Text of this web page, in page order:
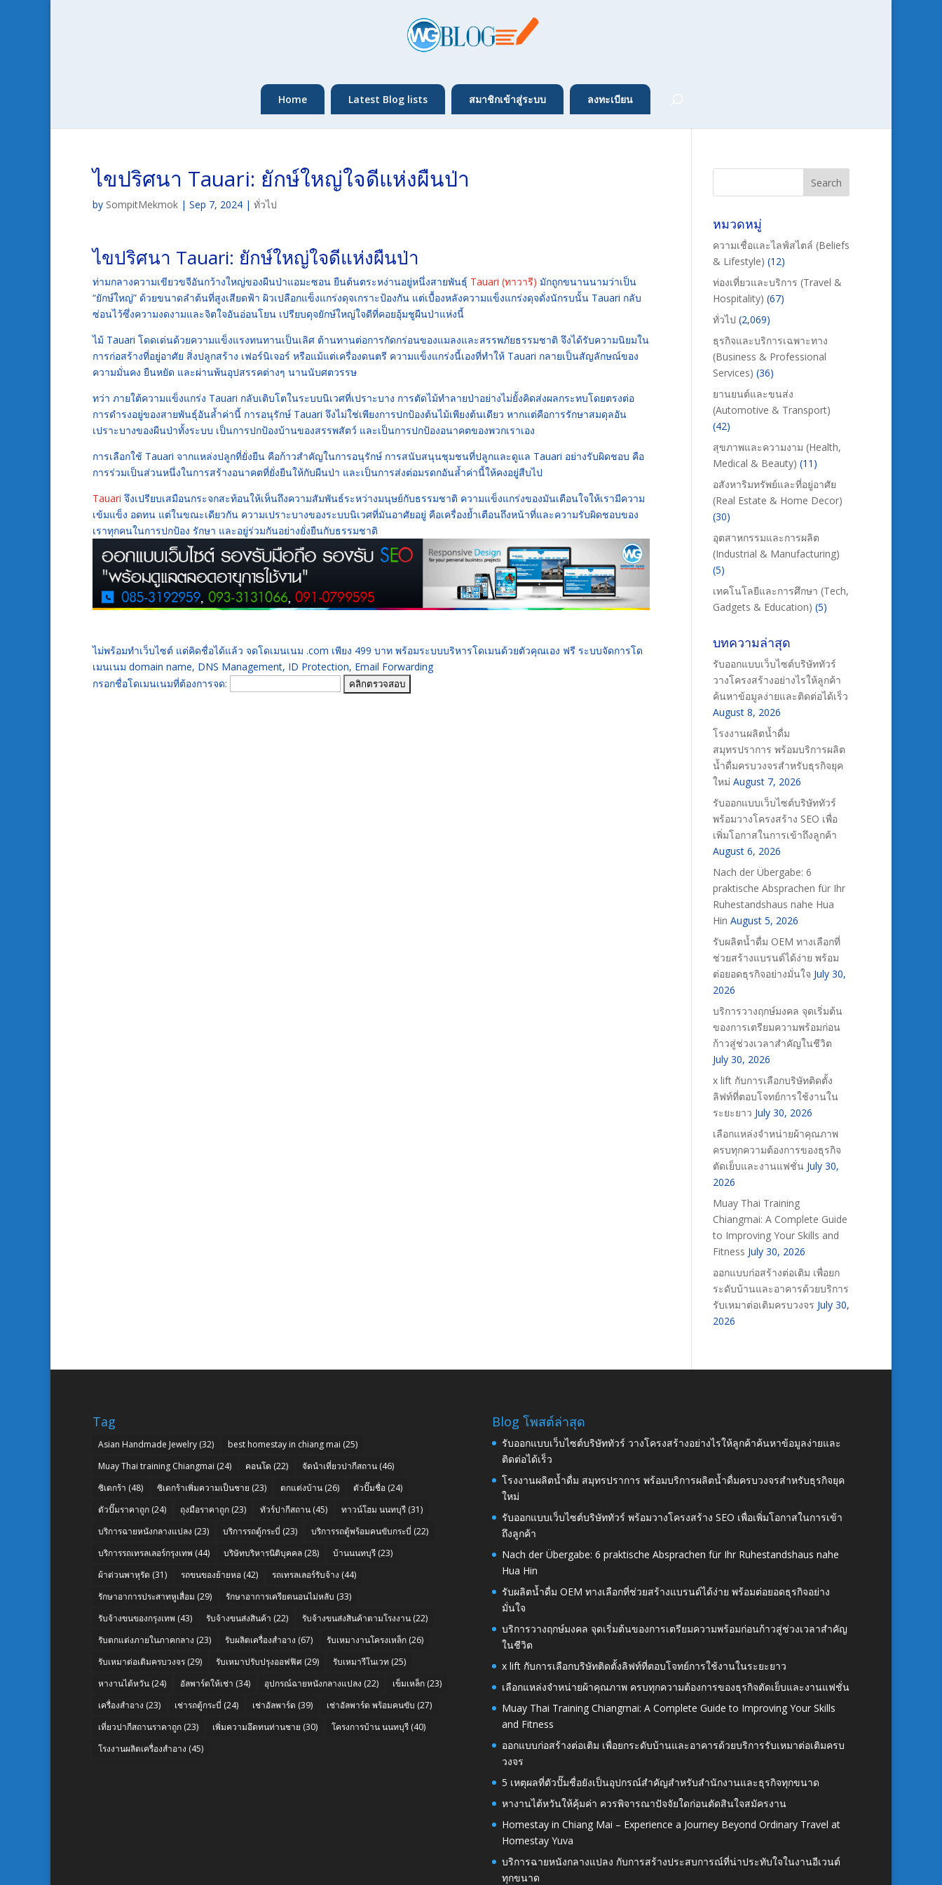
Home Latest Blog lists สมาชิกเข้าสู่ระบบ ลงทะเบียน
ไขปริศนา Tauari: ยักษ์ใหญ่ใจดีแห่งผืนป่า
by SompitMekmok | Sep 7, 2024 | ทั่วไป
ไขปริศนา Tauari: ยักษ์ใหญ่ใจดีแห่งผืนป่า
ท่ามกลางความเขียวขจีอันกว้างใหญ่ของผืนป่าแอมะซอน ยืนต้นตระหง่านอยู่หนึ่งสายพันธุ์ Tauari (ทาวารี) มักถูกขนานนามว่าเป็น
“ยักษ์ใหญ่” ด้วยขนาดลำต้นที่สูงเสียดฟ้า ผิวเปลือกแข็งแกร่งดุจเกราะป้องกัน แต่เบื้องหลังความแข็งแกร่งดุจดั่งนักรบนั้น Tauari กลับ
ซ่อนไว้ซึ่งความงดงามและจิตใจอันอ่อนโยน เปรียบดุจยักษ์ใหญ่ใจดีที่คอยอุ้มชูผืนป่าแห่งนี้
ไม้ Tauari โดดเด่นด้วยความแข็งแรงทนทานเป็นเลิศ ต้านทานต่อการกัดกร่อนของแมลงและสรรพภัยธรรมชาติ จึงได้รับความนิยมใน
การก่อสร้างที่อยู่อาศัย สิ่งปลูกสร้าง เฟอร์นิเจอร์ หรือแม้แต่เครื่องดนตรี ความแข็งแกร่งนี้เองที่ทำให้ Tauari กลายเป็นสัญลักษณ์ของ
ความมั่นคง ยืนหยัด และผ่านพ้นอุปสรรคต่างๆ นานนับศตวรรษ
ทว่า ภายใต้ความแข็งแกร่ง Tauari กลับเติบโตในระบบนิเวศที่เปราะบาง การตัดไม้ทำลายป่าอย่างไม่ยั้งคิดส่งผลกระทบโดยตรงต่อ
การดำรงอยู่ของสายพันธุ์อันล้ำค่านี้ การอนุรักษ์ Tauari จึงไม่ใช่เพียงการปกป้องต้นไม้เพียงต้นเดียว หากแต่คือการรักษาสมดุลอัน
เปราะบางของผืนป่าทั้งระบบ เป็นการปกป้องบ้านของสรรพสัตว์ และเป็นการปกป้องอนาคตของพวกเราเอง
การเลือกใช้ Tauari จากแหล่งปลูกที่ยั่งยืน คือก้าวสำคัญในการอนุรักษ์ การสนับสนุนชุมชนที่ปลูกและดูแล Tauari อย่างรับผิดชอบ คือ
การร่วมเป็นส่วนหนึ่งในการสร้างอนาคตที่ยั่งยืนให้กับผืนป่า และเป็นการส่งต่อมรดกอันล้ำค่านี้ให้คงอยู่สืบไป
Tauari จึงเปรียบเสมือนกระจกสะท้อนให้เห็นถึงความสัมพันธ์ระหว่างมนุษย์กับธรรมชาติ ความแข็งแกร่งของมันเตือนใจให้เรามีความ
เข้มแข็ง อดทน แต่ในขณะเดียวกัน ความเปราะบางของระบบนิเวศที่มันอาศัยอยู่ คือเครื่องย้ำเตือนถึงหน้าที่และความรับผิดชอบของ
เราทุกคนในการปกป้อง รักษา และอยู่ร่วมกันอย่างยั่งยืนกับธรรมชาติ
ไม่พร้อมทำเว็บไซต์ แต่คิดชื่อได้แล้ว จดโดเมนเนม .com เพียง 499 บาท พร้อมระบบบริหารโดเมนด้วยตัวคุณเอง ฟรี ระบบจัดการโด
เมนเนม domain name, DNS Management, ID Protection, Email Forwarding
กรอกชื่อโดเมนเนมที่ต้องการจด:
หมวดหมู่
ความเชื่อและไลฟ์สไตล์ (Beliefs
& Lifestyle) (12)
ท่องเที่ยวและบริการ (Travel &
Hospitality) (67)
ทั่วไป (2,069)
ธุรกิจและบริการเฉพาะทาง
(Business & Professional
Services) (36)
ยานยนต์และขนส่ง
(Automotive & Transport)
(42)
สุขภาพและความงาม (Health,
Medical & Beauty) (11)
อสังหาริมทรัพย์และที่อยู่อาศัย
(Real Estate & Home Decor)
(30)
อุตสาหกรรมและการผลิต
(Industrial & Manufacturing)
(5)
เทคโนโลยีและการศึกษา (Tech,
Gadgets & Education) (5)
บทความล่าสุด
รับออกแบบเว็บไซต์บริษัททัวร์
วางโครงสร้างอย่างไรให้ลูกค้า
ค้นหาข้อมูลง่ายและติดต่อได้เร็ว
August 8, 2026
โรงงานผลิตน้ำดื่ม
สมุทรปราการ พร้อมบริการผลิต
น้ำดื่มครบวงจรสำหรับธุรกิจยุค
ใหม่ August 7, 2026
รับออกแบบเว็บไซต์บริษัททัวร์
พร้อมวางโครงสร้าง SEO เพื่อ
เพิ่มโอกาสในการเข้าถึงลูกค้า
August 6, 2026
Nach der Übergabe: 6
praktische Absprachen für Ihr
Ruhestandshaus nahe Hua
Hin August 5, 2026
รับผลิตน้ำดื่ม OEM ทางเลือกที่
ช่วยสร้างแบรนด์ได้ง่าย พร้อม
ต่อยอดธุรกิจอย่างมั่นใจ July 30,
2026
บริการวางฤกษ์มงคล จุดเริ่มต้น
ของการเตรียมความพร้อมก่อน
ก้าวสู่ช่วงเวลาสำคัญในชีวิต
July 30, 2026
x lift กับการเลือกบริษัทติดตั้ง
ลิฟท์ที่ตอบโจทย์การใช้งานใน
ระยะยาว July 30, 2026
เลือกแหล่งจำหน่ายผ้าคุณภาพ
ครบทุกความต้องการของธุรกิจ
ตัดเย็บและงานแฟชั่น July 30,
2026
Muay Thai Training
Chiangmai: A Complete Guide
to Improving Your Skills and
Fitness July 30, 2026
ออกแบบก่อสร้างต่อเติม เพื่อยก
ระดับบ้านและอาคารด้วยบริการ
รับเหมาต่อเติมครบวงจร July 30,
2026
Tag
Asian Handmade Jewelry (32) best homestay in chiang mai (25)
Muay Thai training Chiangmai (24) คอนโด (22) จัดนำเที่ยวปากีสถาน (46)
ซิเดกร้า (48) ซิเดกร้าเพิ่มความเป็นชาย (23) ตกแต่งบ้าน (26) ตัวปั๊มชื่อ (24)
ตัวปั๊มราคาถูก (24) ถุงมือราคาถูก (23) ทัวร์ปากีสถาน (45) ทาวน์โฮม นนทบุรี (31)
บริการฉายหนังกลางแปลง (23) บริการรถตู้กระบี่ (23) บริการรถตู้พร้อมคนขับกระบี่ (22)
บริการรถเทรลเลอร์กรุงเทพ (44) บริษัทบริหารนิติบุคคล (28) บ้านนนทบุรี (23)
ผ้าต่วนพาหุรัด (31) รถขนของย้ายหอ (42) รถเทรลเลอร์รับจ้าง (44)
รักษาอาการประสาทหูเสื่อม (29) รักษาอาการเครียดนอนไม่หลับ (33)
รับจ้างขนของกรุงเทพ (43) รับจ้างขนส่งสินค้า (22) รับจ้างขนส่งสินค้าตามโรงงาน (22)
รับตกแต่งภายในภาคกลาง (23) รับผลิตเครื่องสำอาง (67) รับเหมางานโครงเหล็ก (26)
รับเหมาต่อเติมครบวงจร (29) รับเหมาปรับปรุงออฟฟิศ (29) รับเหมารีโนเวท (25)
หางานไต้หวัน (24) อัลพาร์ดให้เช่า (34) อุปกรณ์ฉายหนังกลางแปลง (22) เข็มเหล็ก (23)
เครื่องสำอาง (23) เช่ารถตู้กระบี่ (24) เช่าอัลพาร์ด (39) เช่าอัลพาร์ด พร้อมคนขับ (27)
เที่ยวปากีสถานราคาถูก (23) เพิ่มความอึดทนท่านชาย (30) โครงการบ้าน นนทบุรี (40)
โรงงานผลิตเครื่องสำอาง (45)
Blog โพสต์ล่าสุด
รับออกแบบเว็บไซต์บริษัททัวร์ วางโครงสร้างอย่างไรให้ลูกค้าค้นหาข้อมูลง่ายและ
ติดต่อได้เร็ว
โรงงานผลิตน้ำดื่ม สมุทรปราการ พร้อมบริการผลิตน้ำดื่มครบวงจรสำหรับธุรกิจยุค
ใหม่
รับออกแบบเว็บไซต์บริษัททัวร์ พร้อมวางโครงสร้าง SEO เพื่อเพิ่มโอกาสในการเข้า
ถึงลูกค้า
Nach der Übergabe: 6 praktische Absprachen für Ihr Ruhestandshaus nahe
Hua Hin
รับผลิตน้ำดื่ม OEM ทางเลือกที่ช่วยสร้างแบรนด์ได้ง่าย พร้อมต่อยอดธุรกิจอย่าง
มั่นใจ
บริการวางฤกษ์มงคล จุดเริ่มต้นของการเตรียมความพร้อมก่อนก้าวสู่ช่วงเวลาสำคัญ
ในชีวิต
x lift กับการเลือกบริษัทติดตั้งลิฟท์ที่ตอบโจทย์การใช้งานในระยะยาว
เลือกแหล่งจำหน่ายผ้าคุณภาพ ครบทุกความต้องการของธุรกิจตัดเย็บและงานแฟชั่น
Muay Thai Training Chiangmai: A Complete Guide to Improving Your Skills
and Fitness
ออกแบบก่อสร้างต่อเติม เพื่อยกระดับบ้านและอาคารด้วยบริการรับเหมาต่อเติมครบ
วงจร
5 เหตุผลที่ตัวปั๊มชื่อยังเป็นอุปกรณ์สำคัญสำหรับสำนักงานและธุรกิจทุกขนาด
หางานไต้หวันให้คุ้มค่า ควรพิจารณาปัจจัยใดก่อนตัดสินใจสมัครงาน
Homestay in Chiang Mai – Experience a Journey Beyond Ordinary Travel at
Homestay Yuva
บริการฉายหนังกลางแปลง กับการสร้างประสบการณ์ที่น่าประทับใจในงานอีเวนต์
ทุกขนาด